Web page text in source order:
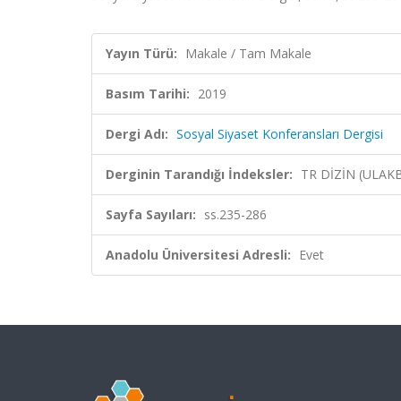
Yayın Türü: Makale / Tam Makale
Basım Tarihi: 2019
Dergi Adı: Sosyal Siyaset Konferansları Dergisi
Derginin Tarandığı İndeksler: TR DİZİN
Sayfa Sayıları: ss.235-286
Anadolu Üniversitesi Adresli: Evet